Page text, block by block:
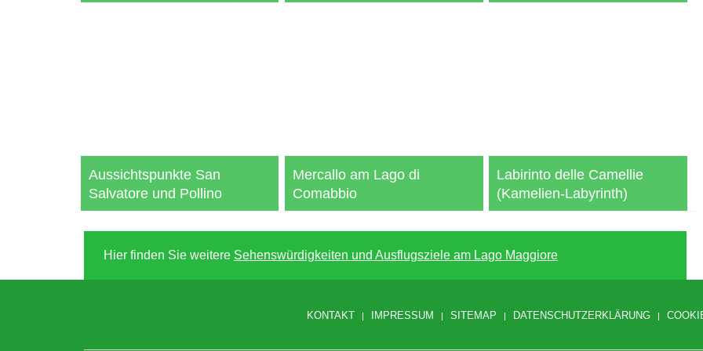
Aussichtspunkte San
Salvatore und Pollino
Mercallo am Lago di
Comabbio
Labirinto delle Camellie
(Kamelien-Labyrinth)
Hier finden Sie weitere Sehenswürdigkeiten und Ausflugsziele am Lago Maggiore
KONTAKT IMPRESSUM SITEMAP DATENSCHUTZERKLÄRUNG